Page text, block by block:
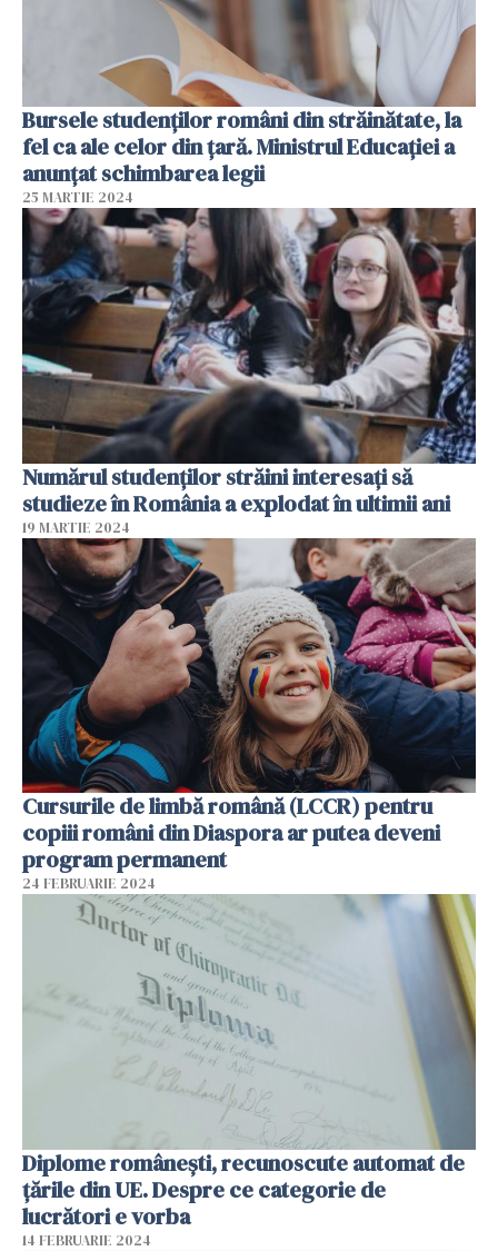
Bursele studenților români din străinătate, la
fel ca ale celor din țară. Ministrul Educației a
anunțat schimbarea legii
25 MARTIE 2024
Numărul studenților străini interesați să
studieze în România a explodat în ultimii ani
19 MARTIE 2024
Cursurile de limbă română (LCCR) pentru
copiii români din Diaspora ar putea deveni
program permanent
24 FEBRUARIE 2024
Diplome românești, recunoscute automat de
țările din UE. Despre ce categorie de
lucrători e vorba
14 FEBRUARIE 2024